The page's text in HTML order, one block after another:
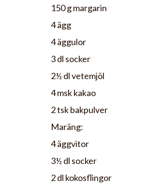
150 g margarin
4 ägg
4 äggulor
3 dl socker
2½ dl vetemjöl
4 msk kakao
2 tsk bakpulver
Maräng:
4 äggvitor
3½ dl socker
2 dl kokosflingor